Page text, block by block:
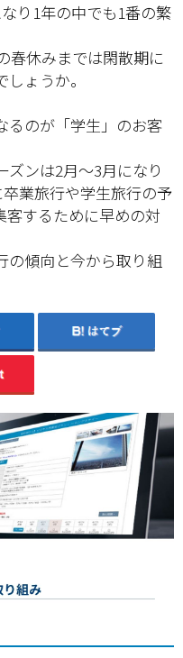
り1年の中でも1番の繁
春休みまでは閑散期に
ょうか。
るのが「学生」のお客
ンは2月〜3月になり
業旅行や学生旅行の予
客するために早めの対
の傾向と今から取り組